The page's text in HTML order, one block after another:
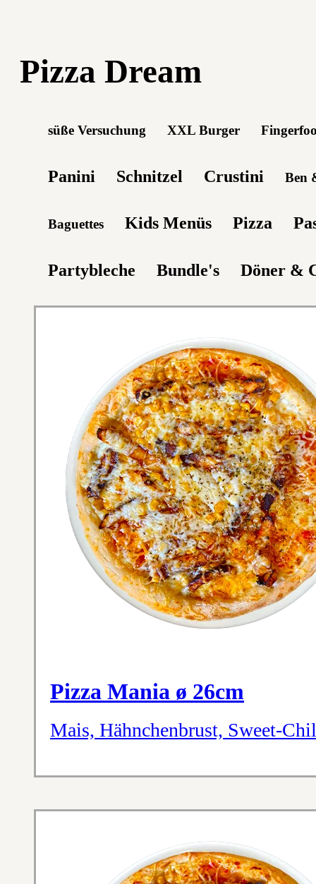
Pizza Dream
süße Versuchung XXL Burger
Panini Schnitzel Crustini Ben
Baguettes Kids Menüs Pizza
Partybleche Bundle's Döner &
Pizza Mania ø 26cm
Mais, Hähnchenbrust, Sweet-